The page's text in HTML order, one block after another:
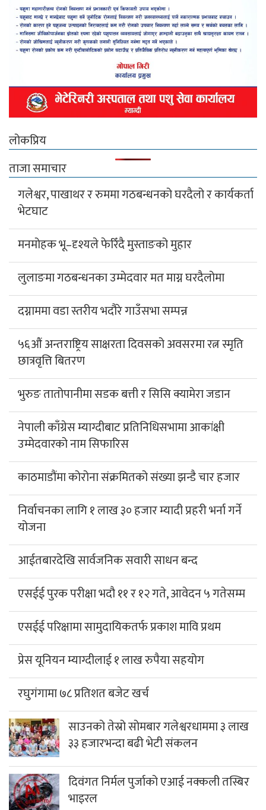
लोकप्रिय
ताजा समाचार
गलेश्वर, पाखाथर र रुममा गठबन्धनको घरदैलो र कार्यकर्ता
भेटघाट
मनमोहक भू–दृश्यले फेरिँदै मुस्ताङको मुहार
लुलाङमा गठबन्धनका उम्मेदवार मत माग्न घरदैलोमा
दग्नाममा वडा स्तरीय भदौरे गाउँसभा सम्पन्न
५६औं अन्तराष्ट्रिय साक्षरता दिवसको अवसरमा रत्न स्मृति
छात्रवृत्ति बितरण
भुरुङ तातोपानीमा सडक बत्ती र सिसि क्यामेरा जडान
नेपाली काँग्रेस म्याग्दीबाट प्रतिनिधिसभामा आकांक्षी
उम्मेदवारको नाम सिफारिस
काठमाडौंमा कोरोना संक्रमितको संख्या झन्डै चार हजार
निर्वाचनका लागि १ लाख ३० हजार म्यादी प्रहरी भर्ना गर्ने
योजना
आईतबारदेखि सार्वजनिक सवारी साधन बन्द
एसईई पुरक परीक्षा भदौ ११ र १२ गते, आवेदन ५ गतेसम्म
एसईई परिक्षामा सामुदायिकतर्फ प्रकाश मावि प्रथम
प्रेस यूनियन म्याग्दीलाई १ लाख रुपैया सहयोग
रघुगंगामा ७८ प्रतिशत बजेट खर्च
साउनको तेस्रो सोमबार गलेश्वरधाममा ३ लाख
३३ हजारभन्दा बढी भेटी संकलन
दिवंगत निर्मल पुर्जाको एआई नक्कली तस्बिर
भाइरल